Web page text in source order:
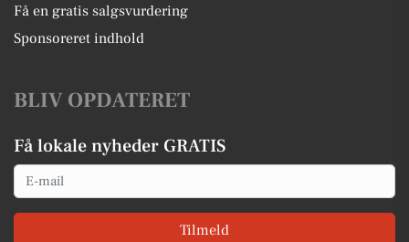
Få en gratis salgsvurdering
Sponsoreret indhold
BLIV OPDATERET
Få lokale nyheder GRATIS
Email
Tilmeld